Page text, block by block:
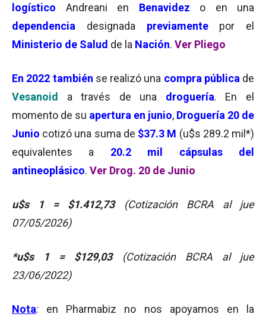
logístico Andreani en Benavidez o en una
dependencia designada previamentepor el
Ministerio de Salud de la Nación. Ver Pliego
En 2022 también se realizó una compra pública de
Vesanoid
a través de una droguería. En el
momento de su apertura en junio, Droguería 20 de
Junio cotizó una suma de $37.3 M (u$s 289.2 mil*)
equivalentes a 20.2 mil cápsulas del
antineoplásico. Ver Drog. 20 de Junio
u$s 1 = $1.412,73(Cotización BCRA al jue
07/05/2026)
*u$s 1 = $129,03(Cotización BCRA al jue
23/06/2022)
Nota: en Pharmabiz no nos apoyamos en la